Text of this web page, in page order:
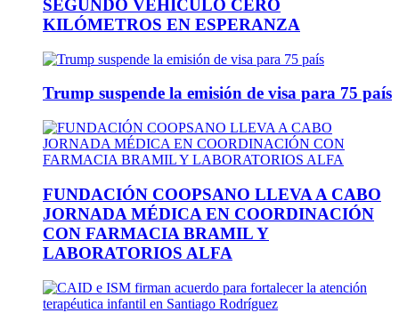
SEGUNDO VEHÍCULO CERO
KILÓMETROS EN ESPERANZA
Trump suspende la emisión de visa para 75 país
FUNDACIÓN COOPSANO LLEVA A CABO
JORNADA MÉDICA EN COORDINACIÓN
CON FARMACIA BRAMIL Y
LABORATORIOS ALFA